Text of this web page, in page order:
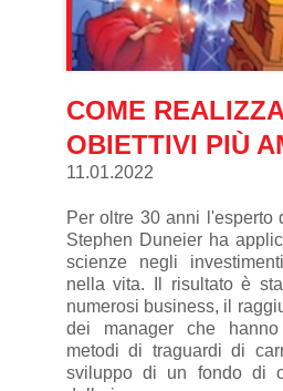
COME
OBIETTIVI PIÙ
11.01.2022
Per oltre 30 anni l'esperto
Stephen Duneier ha
scienze negli
nella vita. Il risultato è
numerosi business, il
dei manager che
metodi di traguardi di
sviluppo di un fondo di